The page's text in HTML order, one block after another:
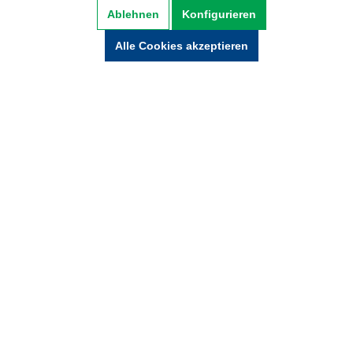
Datenschutz AGB
Impressum
Hinweise zur Batterieentsorgung
Ablehnen Konfigurieren
Alle Cookies akzeptieren